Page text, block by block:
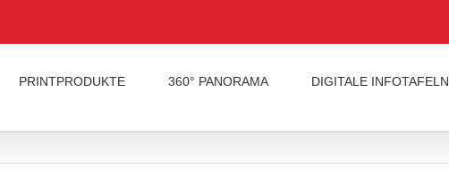
PRINTPRODUKTE 360° PANORAMA DIGITALE INFOTAFELN